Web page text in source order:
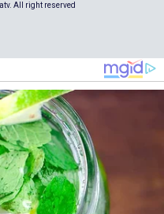
All right reserved